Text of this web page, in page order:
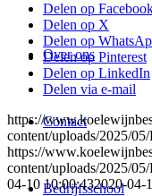
Over ons
Contact
Bedrijfsschool
Delen op
Delen op X
Delen op
Delen op Pinterest
Delen op LinkedIn
Delen via e-mail
https://
content/uploads/2025/
https://
content/uploads/2025/
04-10 10:00:432020-04-